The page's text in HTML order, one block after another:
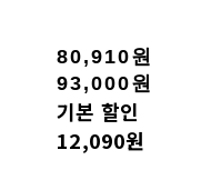
80,910원
93,000원
기본 할인
12,090원